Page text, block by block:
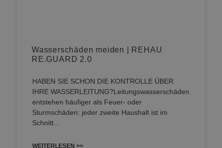
Wasserschäden meiden | REHAU
RE.GUARD 2.0
HABEN SIE SCHON DIE KONTROLLE ÜBER
IHRE WASSERLEITUNG?Leitungswasserschäden
entstehen häufiger als Feuer- oder
Sturmschäden: jeder zweite Haushalt ist im
Schnitt…
WEITERLESEN >>